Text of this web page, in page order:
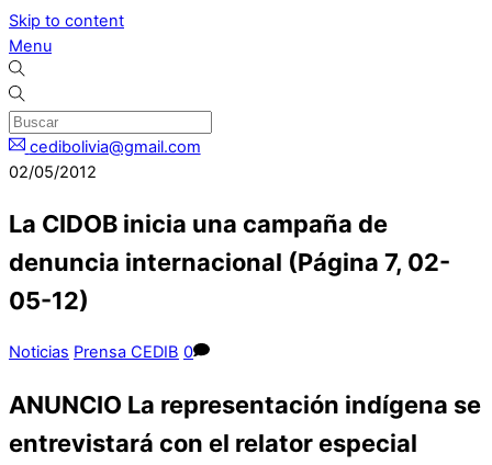
Skip to content
Menu
cedibolivia@gmail.com
02/05/2012
La CIDOB inicia una campaña de
denuncia internacional (Página 7, 02-
05-12)
Noticias Prensa CEDIB 0
ANUNCIO La representación indígena se
entrevistará con el relator especial